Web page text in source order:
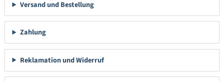
Versand und Bestellung
Zahlung
Reklamation und Widerruf